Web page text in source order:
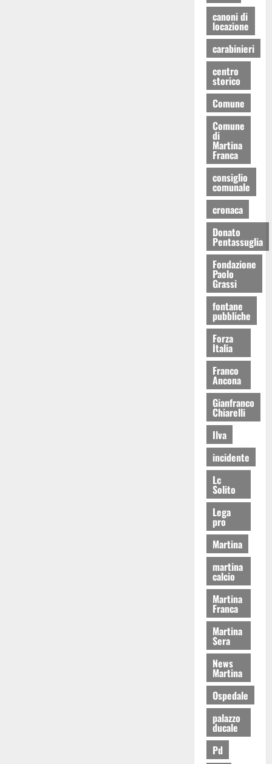
canoni di
locazione
carabinieri
centro
storico
Comune
Comune
di
Martina
Franca
consiglio
comunale
cronaca
Donato
Pentassuglia
Fondazione
Paolo
Grassi
fontane
pubbliche
Forza
Italia
Franco
Ancona
Gianfranco
Chiarelli
Ilva
incidente
Lc
Solito
Lega
pro
Martina
martina
calcio
Martina
Franca
Martina
Sera
News
Martina
Ospedale
palazzo
ducale
Pd